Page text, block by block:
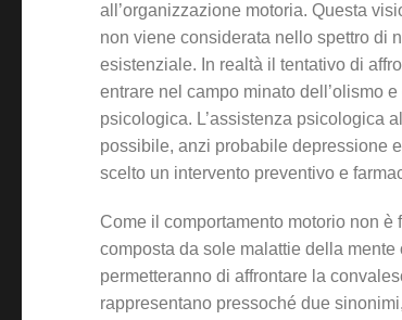
all’organizzazione motoria. Questa
non viene considerata nello spettro di
esistenziale. In realtà il tentativo di
entrare nel campo minato dell’olismo
psicologica. L’assistenza psicologica
possibile, anzi probabile depressione
scelto un intervento preventivo e
Come il comportamento motorio non
composta da sole malattie della
permetteranno di affrontare la
rappresentano pressoché due